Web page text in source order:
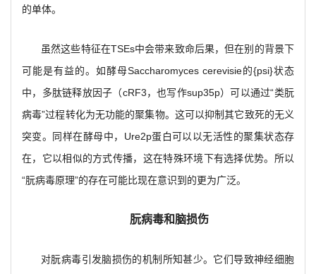
的单体。
虽然这些特征在TSEs中会带来致命后果，但在别的背景下
可能是有益的。如酵母Saccharomyces cerevisie的{psi}状态
中，多肽链释放因子（cRF3，也写作sup35p）可以通过“类朊
病毒”过程转化为无功能的聚集物。这可以抑制其它致死的无义
突变。同样在酵母中，Ure2p蛋白可以以无活性的聚集状态存
在，它以相似的方式传播，这在特殊环境下有选择优势。所以
“朊病毒原理”的存在可能比现在意识到的更为广泛。
朊病毒和脑损伤
对朊病毒引发脑损伤的机制所知甚少。它们导致神经细胞